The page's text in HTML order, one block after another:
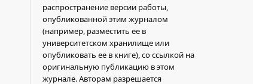
распространение версии работы,
опубликованной этим журналом
(например, разместить ее в
университетском хранилище или
опубликовать ее в книге), со ссылкой на
оригинальную публикацию в этом
журнале. Авторам разрешается